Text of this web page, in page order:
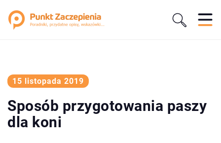
15 listopada 2019
Sposób przygotowania paszy
dla koni